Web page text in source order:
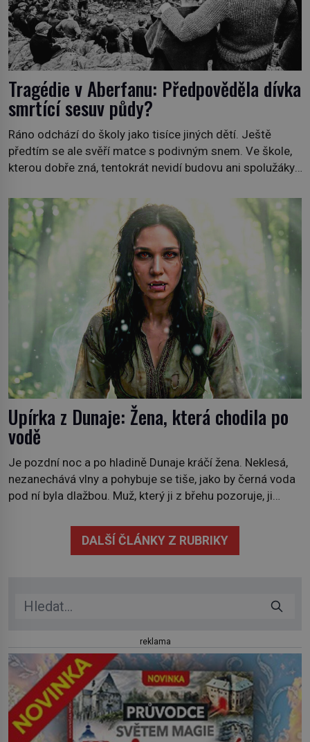
Tragédie v Aberfanu: Předpověděla dívka
smrtící sesuv půdy?
Ráno odchází do školy jako tisíce jiných dětí. Ještě
předtím se ale svěří matce s podivným snem. Ve škole,
kterou dobře zná, tentokrát nevidí budovu ani spolužáky.
později je mrtvá. Mohla devítiletá Zahlédla vlastní
osud? Dne 21. října 1966 se velšská vesnice Aberfan […]
Upírka z Dunaje: Žena, která chodila po
vodě
Je pozdní noc a po hladině Dunaje kráčí žena. Neklesá,
nezanechává vlny a pohybuje se tiše, jako by černá voda
pod ní byla dlažbou. Muž, který ji z břehu pozoruje, ji
mrtvá celé století. Vesnice Kisiljevo v severovýchodním
Srbsku má s upíry nevyřízené účty. […]
DALŠÍ ČLÁNKY Z RUBRIKY
reklama